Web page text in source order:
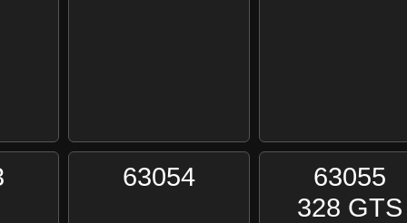
63054
63055
328 GTS